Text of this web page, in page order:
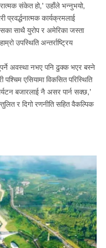
संकेत हो,’ उहाँले भन्नुभयो,
प्रवर्द्धनात्मक कार्यक्रमलाई
साथै युरोप र अमेरिका जस्ता
उपस्थिति अन्तर्राष्ट्रिय
अवस्था नभए पनि ढुक्क भएर बस्ने
एसियामा विकसित परिस्थिति
बजारलाई नै असर पार्न सक्छ,’
र दिगो रणनीति सहित वैकल्पिक